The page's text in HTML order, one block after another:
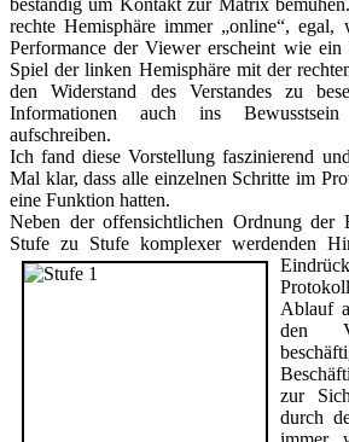
rechte Hemisphäre immer „online“,
Performance der Viewer erscheint wie ein
Spiel der linken Hemisphäre mit der
den Widerstand des Verstandes zu
Informationen auch ins Bewusstsein
aufschreiben.
Ich fand diese Vorstellung faszinierend
Mal klar, dass alle einzelnen Schritte im
eine Funktion hatten.
Neben der offensichtlichen Ordnung der
Stufe zu Stufe komplexer werdenden
Ablauf
den
zur
durch